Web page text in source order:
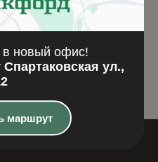
N251
новый офис!
Спартаковская ул.,
маршрут